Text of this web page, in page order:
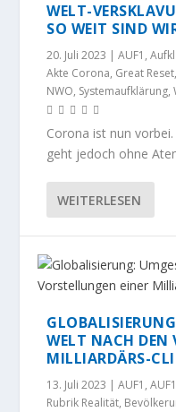
WELT-
SO WEIT SIND
20. Juli 2023 |AUF1 ,
Akte Corona, Great Reset,
NWO, Systemaufklärung,
Corona ist nun
geht jedoch ohne
WEITERLESEN
WELT NACH DEN
MILLIARDÄRS-
13. Juli 2023 |AUF1 ,
Rubrik Realität,